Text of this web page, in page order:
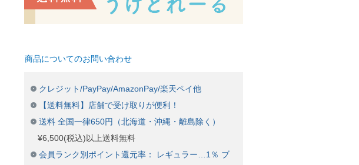
商品についてのお問い合わせ
クレジット/PayPay/AmazonPay/楽天ペイ他
【送料無料】店舗で受け取りが便利！
送料 全国一律650円（北海道・沖縄・離島除く）
¥6,500(税込)以上送料無料
会員ランク別ポイント還元率： レギュラー…1％ ブ